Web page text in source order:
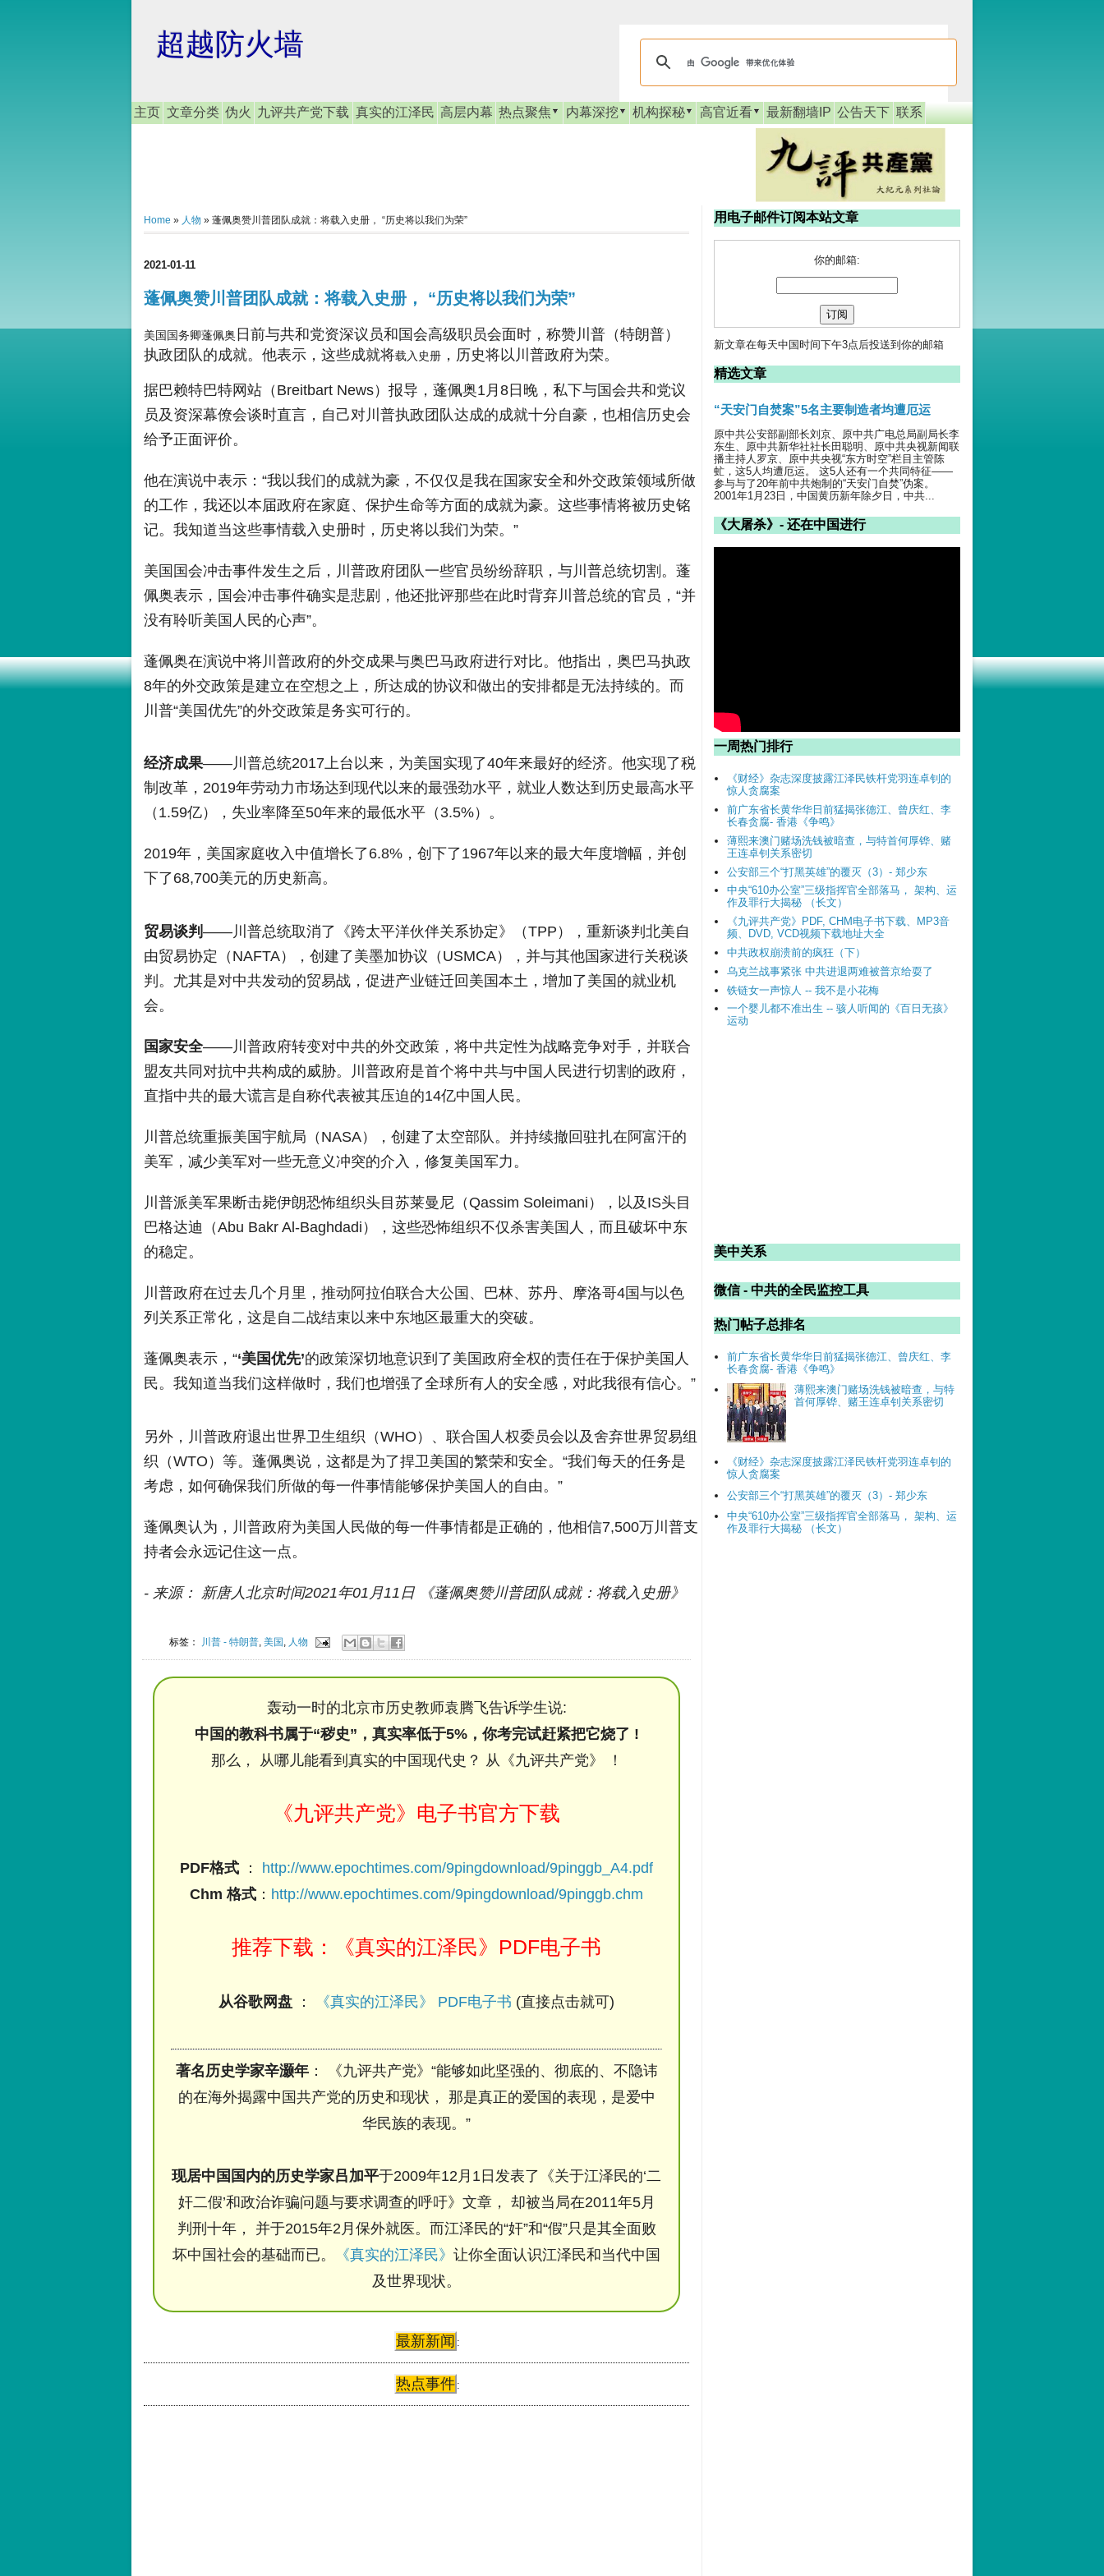
超越防火墙
主页 文章分类 伪火 九评共产党下载 真实的江泽民 高层内幕 热点聚焦 内幕深挖 机构探秘 高官近看 最新翻墙IP 公告天下 联系
Home » 人物 » 蓬佩奥赞川普团队成就：将载入史册， “历史将以我们为荣”
2021-01-11
蓬佩奥赞川普团队成就：将载入史册， “历史将以我们为荣”
美国国务卿蓬佩奥日前与共和党资深议员和国会高级职员会面时，称赞川普（特朗普）
执政团队的成就。他表示，这些成就将载入史册 ，历史将以川普政府为荣。
据巴赖特巴特网站（Breitbart News）报导，蓬佩奥1月8日晚，私下与国会共和党议
员及资深幕僚会谈时直言，自己对川普执政团队达成的成就十分自豪，也相信历史会
给予正面评价。
他在演说中表示：“我以我们的成就为豪，不仅仅是我在国家安全和外交政策领域所做
的工作，我还以本届政府在家庭、保护生命等方面的成就为豪。这些事情将被历史铭
记。我知道当这些事情载入史册时，历史将以我们为荣。”
美国国会冲击事件发生之后，川普政府团队一些官员纷纷辞职，与川普总统切割。蓬
佩奥表示，国会冲击事件确实是悲剧，他还批评那些在此时背弃川普总统的官员，“并
没有聆听美国人民的心声”。
蓬佩奥在演说中将川普政府的外交成果与奥巴马政府进行对比。他指出，奥巴马执政
8年的外交政策是建立在空想之上，所达成的协议和做出的安排都是无法持续的。而
川普“美国优先”的外交政策是务实可行的。
经济成果——川普总统2017上台以来，为美国实现了40年来最好的经济。他实现了税
制改革，2019年劳动力市场达到现代以来的最强劲水平，就业人数达到历史最高水平
（1.59亿），失业率降至50年来的最低水平（3.5%）。
2019年，美国家庭收入中值增长了6.8%，创下了1967年以来的最大年度增幅，并创
下了68,700美元的历史新高。
贸易谈判 ——川普总统取消了《跨太平洋伙伴关系协定》（TPP），重新谈判北美自
由贸易协定（NAFTA），创建了美墨加协议（USMCA），并与其他国家进行关税谈
判。尤其是对中共发动的贸易战，促进产业链迁回美国本土，增加了美国的就业机
会。
国家安全——川普政府转变对中共的外交政策，将中共定性为战略竞争对手，并联合
盟友共同对抗中共构成的威胁。川普政府是首个将中共与中国人民进行切割的政府，
直指中共的最大谎言是自称代表被其压迫的14亿中国人民。
川普总统重振美国宇航局（NASA），创建了太空部队。并持续撤回驻扎在阿富汗的
美军，减少美军对一些无意义冲突的介入，修复美国军力。
川普派美军果断击毙伊朗恐怖组织头目苏莱曼尼（Qassim Soleimani），以及IS头目
巴格达迪（Abu Bakr Al-Baghdadi），这些恐怖组织不仅杀害美国人，而且破坏中东
的稳定。
川普政府在过去几个月里，推动阿拉伯联合大公国、巴林、苏丹、摩洛哥4国与以色
列关系正常化，这是自二战结束以来中东地区最重大的突破。
蓬佩奥表示，“‘美国优先’的政策深切地意识到了美国政府全权的责任在于保护美国人
民。我知道当我们这样做时，我们也增强了全球所有人的安全感，对此我很有信心。”
另外，川普政府退出世界卫生组织（WHO）、联合国人权委员会以及舍弃世界贸易组
织（WTO）等。蓬佩奥说，这都是为了捍卫美国的繁荣和安全。“我们每天的任务是
考虑，如何确保我们所做的每一件事情能够保护美国人的自由。”
蓬佩奥认为，川普政府为美国人民做的每一件事情都是正确的，他相信7,500万川普支
持者会永远记住这一点。
- 来源： 新唐人北京时间2021年01月11日 《蓬佩奥赞川普团队成就：将载入史册》
标签： 川普 - 特朗普 ,美国 人物
轰动一时的北京市历史教师袁腾飞告诉学生说:
中国的教科书属于“秽史”，真实率低于5%，你考完试赶紧把它烧了 !
那么， 从哪儿能看到真实的中国现代史？ 从《九评共产党》 ！
《九评共产党》电子书官方下载
PDF格式 ： http://www.epochtimes.com/9pingdownload/9pinggb_A4.pdf
Chm 格式 ： http://www.epochtimes.com/9pingdownload/9pinggb.chm
推荐下载：《真实的江泽民》PDF电子书
从谷歌网盘 ： 《真实的江泽民》 PDF电子书 (直接点击就可)
著名历史学家辛灏年： 《九评共产党》“能够如此坚强的、彻底的、不隐讳
的在海外揭露中国共产党的历史和现状， 那是真正的爱国的表现，是爱中
华民族的表现。”
现居中国国内的历史学家吕加平于2009年12月1日发表了《关于江泽民的‘二
奸二假’和政治诈骗问题与要求调查的呼吁》文章， 却被当局在2011年5月
判刑十年， 并于2015年2月保外就医。而江泽民的“奸”和“假”只是其全面败
坏中国社会的基础而已。
《真实的江泽民》 让你全面认识江泽民和当代中国
及世界现状。
最新新闻 :
热点事件 :
用电子邮件订阅本站文章
你的邮箱:
新文章在每天中国时间下午3点后投送到你的邮箱
精选文章
“天安门自焚案”5名主要制造者均遭厄运
原中共公安部副部长刘京、原中共广电总局副局长李
东生、原中共新华社社长田聪明、原中共央视新闻联
播主持人罗京、原中共央视“东方时空”栏目主管陈
虻，这5人均遭厄运。 这5人还有一个共同特征——
参与与了20年前中共炮制的“天安门自焚”伪案。
2001年1月23日，中国黄历新年除夕日，中共...
《大屠杀》- 还在中国进行
一周热门排行
《财经》杂志深度披露江泽民铁杆党羽连卓钊的
惊人贪腐案
前广东省长黄华华日前猛揭张德江、曾庆红、李
长春贪腐- 香港《争鸣》
薄熙来澳门赌场洗钱被暗查，与特首何厚铧、赌
王连卓钊关系密切
公安部三个“打黑英雄”的覆灭（3）- 郑少东
中央“610办公室”三级指挥官全部落马， 架构、运
作及罪行大揭秘 （长文）
《九评共产党》PDF, CHM电子书下载、MP3音
频、DVD, VCD视频下载地址大全
中共政权崩溃前的疯狂（下）
乌克兰战事紧张 中共进退两难被普京给耍了
铁链女一声惊人 -- 我不是小花梅
一个婴儿都不准出生 -- 骇人听闻的《百日无孩》
运动
美中关系
微信 - 中共的全民监控工具
热门帖子总排名
前广东省长黄华华日前猛揭张德江、曾庆红、李
长春贪腐- 香港《争鸣》
薄熙来澳门赌场洗钱被暗查，与特
首何厚铧、赌王连卓钊关系密切
《财经》杂志深度披露江泽民铁杆党羽连卓钊的
惊人贪腐案
公安部三个“打黑英雄”的覆灭（3）- 郑少东
中央“610办公室”三级指挥官全部落马， 架构、运
作及罪行大揭秘 （长文）